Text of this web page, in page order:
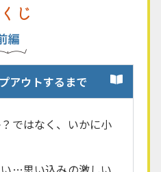
じ
アウトするまで
ではなく、いかに小